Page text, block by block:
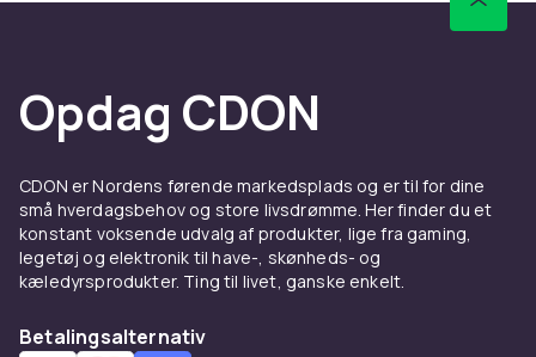
Opdag CDON
CDON er Nordens førende markedsplads og er til for dine
små hverdagsbehov og store livsdrømme. Her finder du et
konstant voksende udvalg af produkter, lige fra gaming,
legetøj og elektronik til have-, skønheds- og
kæledyrsprodukter. Ting til livet, ganske enkelt.
Betalingsalternativ